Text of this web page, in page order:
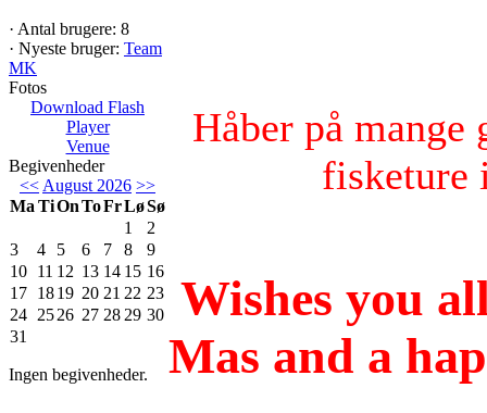
· Antal brugere: 8
· Nyeste bruger: Team
MK
Fotos
Download Flash
Player
Venue
Begivenheder
<< August 2026 >>
Ma TiOnToFrLøSø
1
2
3
4 5 6 7 8
9
10 11 12 13 14 15 16
17 1819 20 21 22 23
24 2526 27 28 29 30
31
Ingen begivenheder.
Håber på mange
fisketure
Wishes you
Mas and a